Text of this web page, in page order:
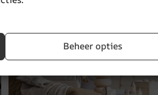
Beheer opties